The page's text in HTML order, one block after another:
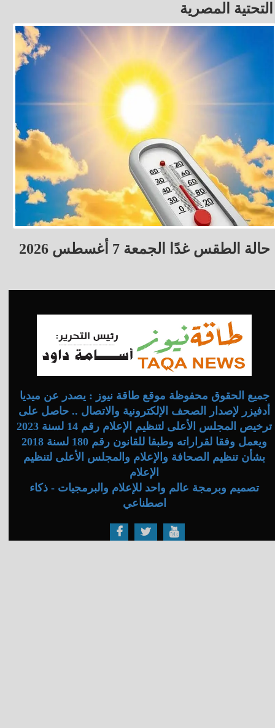
التحتية المصرية
حالة الطقس غدًا الجمعة 7 أغسطس 2026
جميع الحقوق محفوظة موقع طاقة نيوز : يصدر عن ميديا
أدفيزر لإصدار الصحف الإلكترونية والاتصال .. حاصل على
ترخيص المجلس الأعلى لتنظيم الإعلام رقم 14 لسنة 2023
ويعمل وفقا لقراراته وطبقا للقانون رقم 180 لسنة 2018
بشأن تنظيم الصحافة والإعلام والمجلس الأعلى لتنظيم
الإعلام
تصميم وبرمجة عالم واحد للإعلام والبرمجيات - ذكاء
اصطناعي